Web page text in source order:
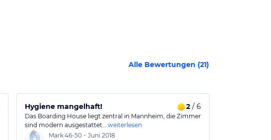
Alle Bewertungen (21)
Hygiene mangelhaft! 2/ 6
Das Boarding House liegt zentral in Mannheim, die Zimmer
sind modern ausgestattet… weiterlesen
Mark46-50 • Juni 2018